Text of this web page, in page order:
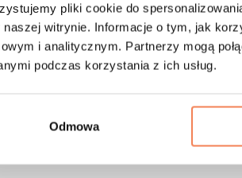
pliki cookie do
naszej witrynie. Informacje o tym, jak
i analitycznym. Partnerzy mogą
podczas korzystania z ich usług.
Odmowa